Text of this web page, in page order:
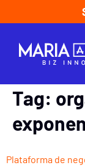
Tag:
Plataforma de